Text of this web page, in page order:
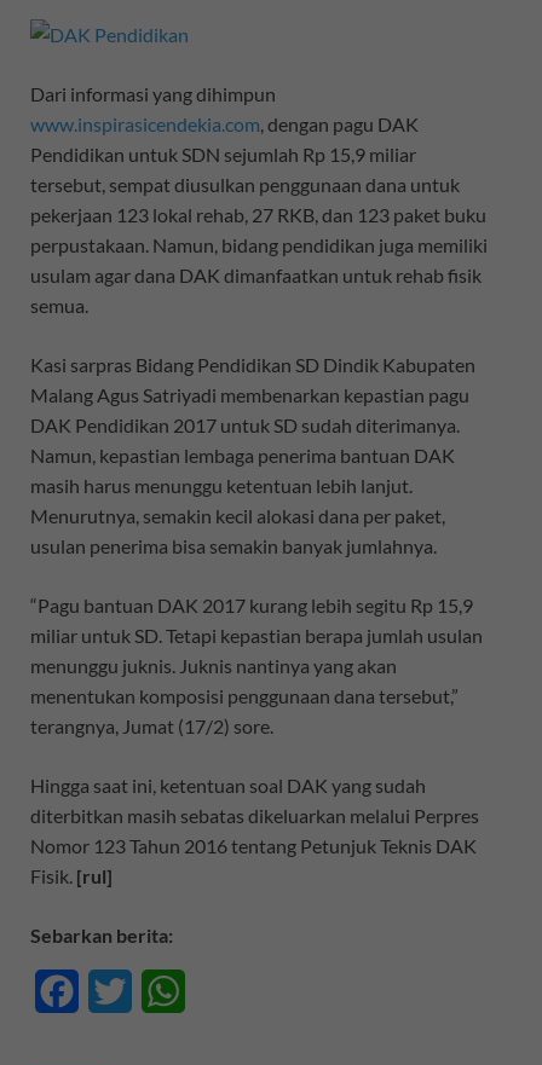
Dari informasi yang dihimpun
www.inspirasicendekia.com, dengan pagu DAK
Pendidikan untuk SDN sejumlah Rp 15,9 miliar
tersebut, sempat diusulkan penggunaan dana untuk
pekerjaan 123 lokal rehab, 27 RKB, dan 123 paket buku
perpustakaan. Namun, bidang pendidikan juga memiliki
usulam agar dana DAK dimanfaatkan untuk rehab fisik
semua.
Kasi sarpras Bidang Pendidikan SD Dindik Kabupaten
Malang Agus Satriyadi membenarkan kepastian pagu
DAK Pendidikan 2017 untuk SD sudah diterimanya.
Namun, kepastian lembaga penerima bantuan DAK
masih harus menunggu ketentuan lebih lanjut.
Menurutnya, semakin kecil alokasi dana per paket,
usulan penerima bisa semakin banyak jumlahnya.
“Pagu bantuan DAK 2017 kurang lebih segitu Rp 15,9
miliar untuk SD. Tetapi kepastian berapa jumlah usulan
menunggu juknis. Juknis nantinya yang akan
menentukan komposisi penggunaan dana tersebut,”
terangnya, Jumat (17/2) sore.
Hingga saat ini, ketentuan soal DAK yang sudah
diterbitkan masih sebatas dikeluarkan melalui Perpres
Nomor 123 Tahun 2016 tentang Petunjuk Teknis DAK
Fisik. [rul]
Sebarkan berita: